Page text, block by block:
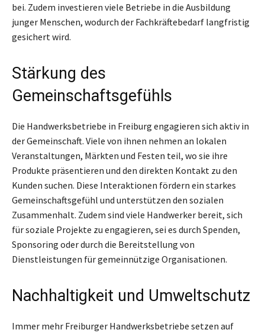
bei. Zudem investieren viele Betriebe in die Ausbildung
junger Menschen, wodurch der Fachkräftebedarf langfristig
gesichert wird.
Stärkung des
Gemeinschaftsgefühls
Die Handwerksbetriebe in Freiburg engagieren sich aktiv in
der Gemeinschaft. Viele von ihnen nehmen an lokalen
Veranstaltungen, Märkten und Festen teil, wo sie ihre
Produkte präsentieren und den direkten Kontakt zu den
Kunden suchen. Diese Interaktionen fördern ein starkes
Gemeinschaftsgefühl und unterstützen den sozialen
Zusammenhalt. Zudem sind viele Handwerker bereit, sich
für soziale Projekte zu engagieren, sei es durch Spenden,
Sponsoring oder durch die Bereitstellung von
Dienstleistungen für gemeinnützige Organisationen.
Nachhaltigkeit und Umweltschutz
Immer mehr Freiburger Handwerksbetriebe setzen auf